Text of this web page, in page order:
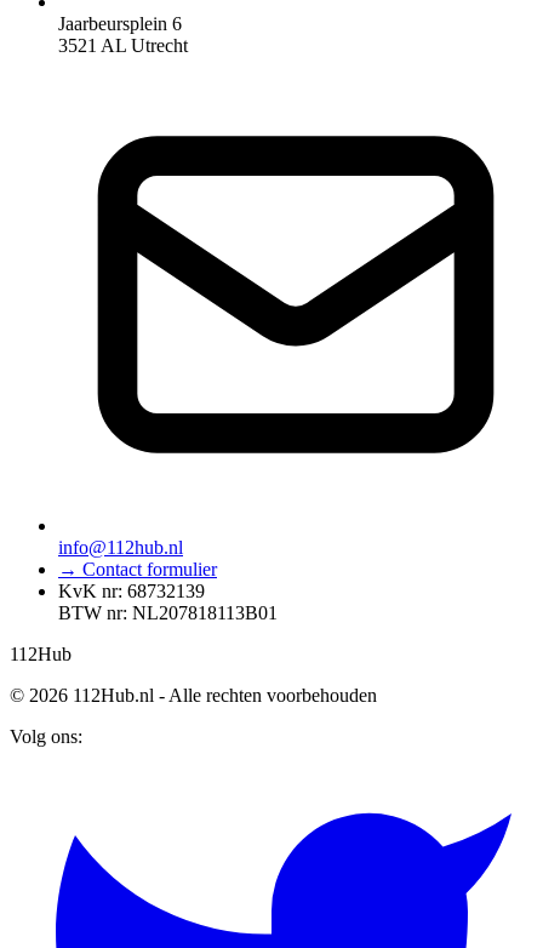
Jaarbeursplein 6
3521 AL Utrecht
info@112hub.nl
→ Contact formulier
KvK nr: 68732139
BTW nr: NL207818113B01
112Hub
© 2026 112Hub.nl - Alle rechten voorbehouden
Volg ons: